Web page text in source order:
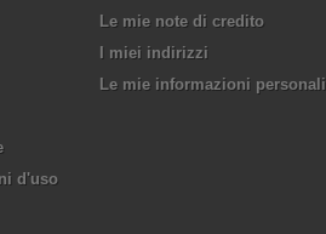
d'uso
Le mie note di credito
I miei indirizzi
Le mie informazioni personali